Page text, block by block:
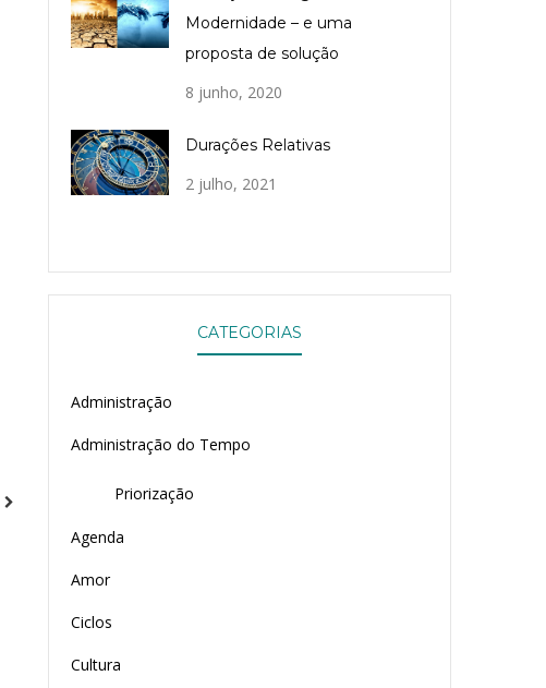
Modernidade – e uma
proposta de solução
8 junho, 2020
Durações Relativas
2 julho, 2021
CATEGORIAS
Administração
Administração do Tempo
Priorização
Agenda
Amor
Ciclos
Cultura